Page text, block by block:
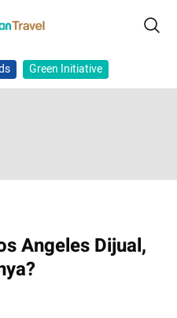
Green Initiative
Angeles Dijual,